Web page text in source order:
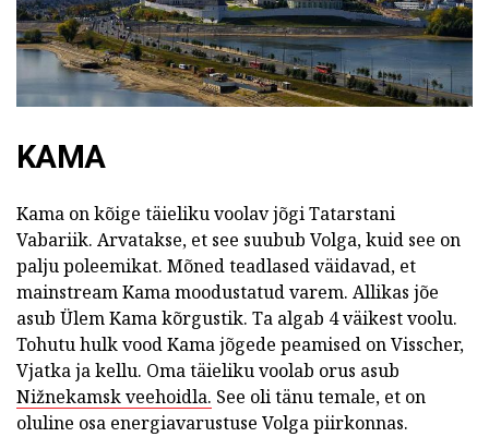
KAMA
Kama on kõige täieliku voolav jõgi Tatarstani
Vabariik. Arvatakse, et see suubub Volga, kuid see on
palju poleemikat. Mõned teadlased väidavad, et
mainstream Kama moodustatud varem. Allikas jõe
asub Ülem Kama kõrgustik. Ta algab 4 väikest voolu.
Tohutu hulk vood Kama jõgede peamised on Visscher,
Vjatka ja kellu. Oma täieliku voolab orus asub
Nižnekamsk veehoidla. See oli tänu temale, et on
oluline osa energiavarustuse Volga piirkonnas.